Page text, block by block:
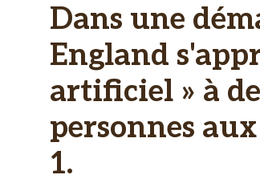
Dans une
England
artificiel » à
personnes
1.